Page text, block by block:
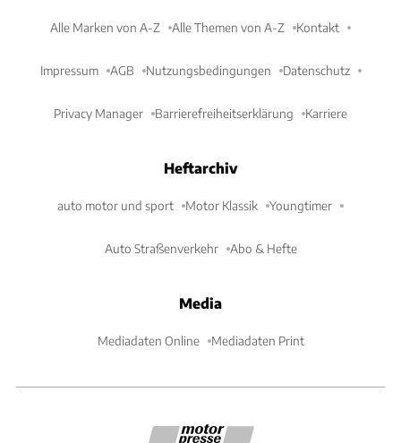
Alle Marken von A-Z Alle Themen von A-Z Kontakt
Impressum AGB Nutzungsbedingungen Datenschutz
Privacy Manager Barrierefreiheitserklärung Karriere
Heftarchiv
auto motor und sport Motor Klassik Youngtimer
Auto Straßenverkehr Abo & Hefte
Media
Mediadaten Online Mediadaten Print